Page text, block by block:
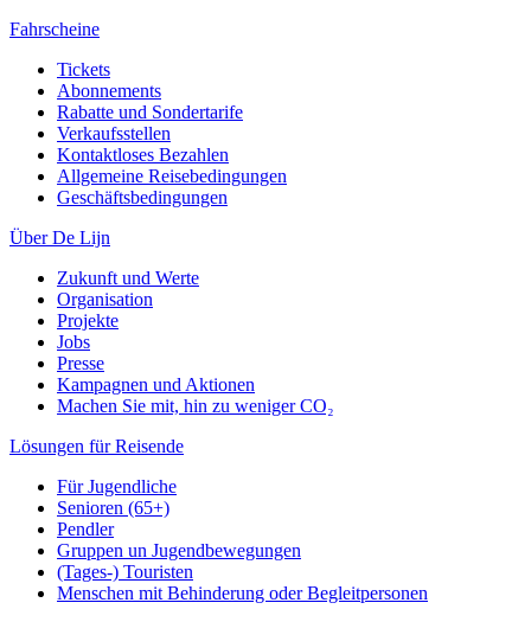
Fahrscheine
Tickets
Abonnements
Rabatte und Sondertarife
Verkaufsstellen
Kontaktloses Bezahlen
Allgemeine Reisebedingungen
Geschäftsbedingungen
Über De Lijn
Zukunft und Werte
Organisation
Projekte
Jobs
Presse
Kampagnen und Aktionen
Machen Sie mit, hin zu weniger CO₂
Lösungen für Reisende
Für Jugendliche
Senioren (65+)
Pendler
Gruppen un Jugendbewegungen
(Tages-) Touristen
Menschen mit Behinderung oder Begleitpersonen